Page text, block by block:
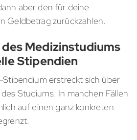
aber den für deine
Geldbetrag zurückzahlen.
des Medizinstudiums
Stipendien
erstreckt sich über
Studiums. In manchen Fällen
auf einen ganz konkreten